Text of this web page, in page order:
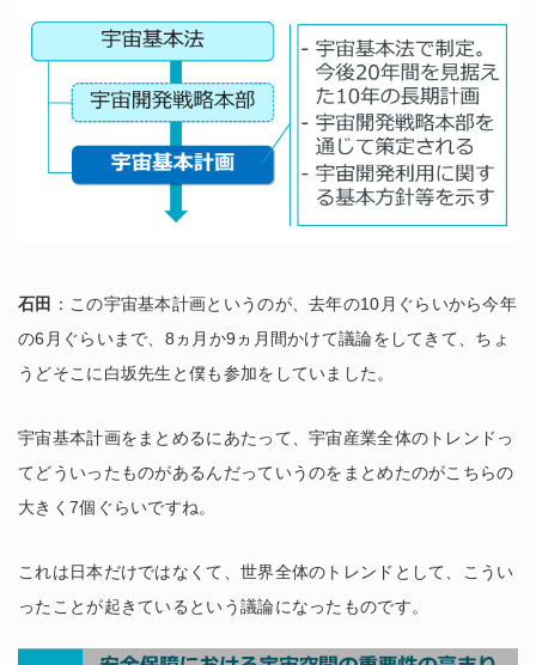
石田
：この宇宙基本計画というのが、去年の10月ぐらいから今年
の6月ぐらいまで、8ヵ月か9ヵ月間かけて議論をしてきて、ちょ
うどそこに白坂先生と僕も参加をしていました。
宇宙基本計画をまとめるにあたって、宇宙産業全体のトレンドっ
てどういったものがあるんだっていうのをまとめたのがこちらの
大きく7個ぐらいですね。
これは日本だけではなくて、世界全体のトレンドとして、こうい
ったことが起きているという議論になったものです。